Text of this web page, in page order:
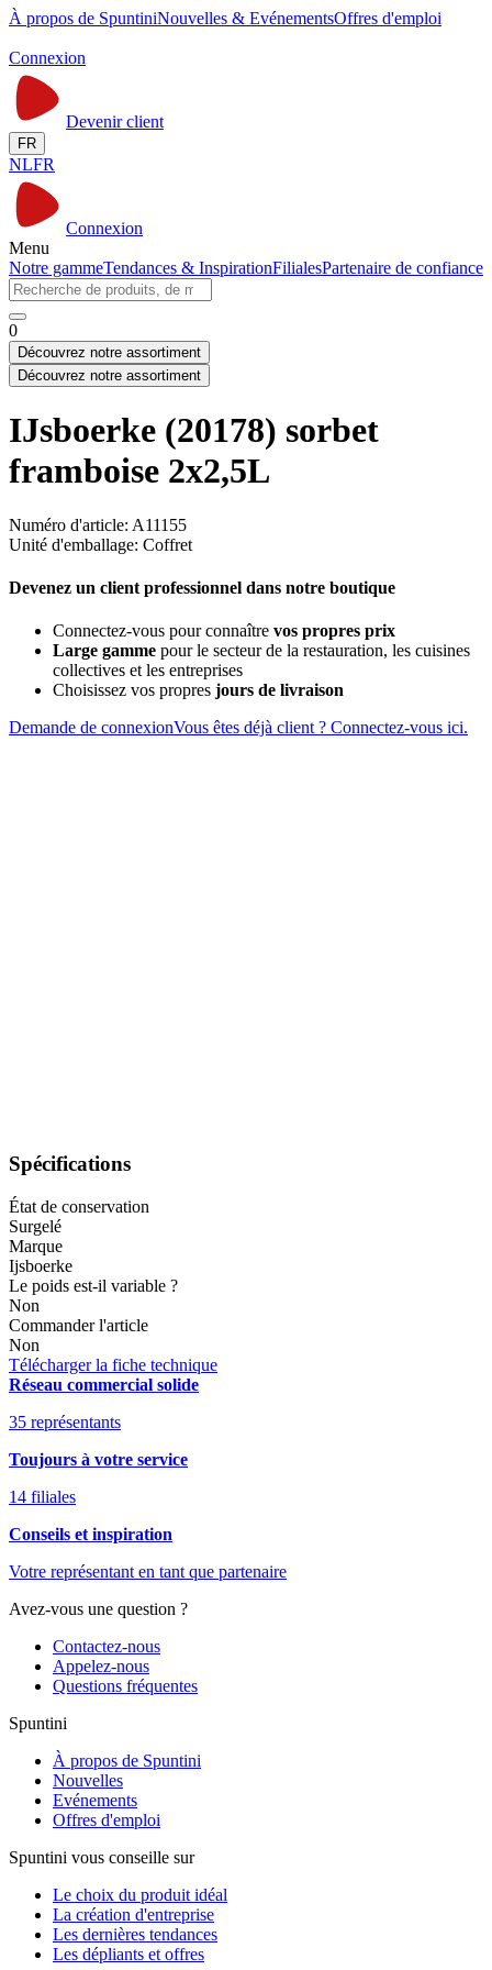
À propos de SpuntiniNouvelles & EvénementsOffres d'emploi
Connexion
Devenir client
FR
NLFR
Connexion
Menu
Notre gammeTendances & InspirationFilialesPartenaire de confiance
0
Découvrez notre assortiment
Découvrez notre assortiment
IJsboerke (20178) sorbet
framboise 2x2,5L
Numéro d'article: A11155
Unité d'emballage: Coffret
Devenez un client professionnel dans notre boutique
Connectez-vous pour connaître vos propres prix
Large gamme pour le secteur de la restauration, les cuisines
collectives et les entreprises
Choisissez vos propres jours de livraison
Demande de connexionVous êtes déjà client ? Connectez-vous ici.
Spécifications
État de conservation
Surgelé
Marque
Ijsboerke
Le poids est-il variable ?
Non
Commander l'article
Non
Télécharger la fiche technique
Réseau commercial solide
35 représentants
Toujours à votre service
14 filiales
Conseils et inspiration
Votre représentant en tant que partenaire
Avez-vous une question ?
Contactez-nous
Appelez-nous
Questions fréquentes
Spuntini
À propos de Spuntini
Nouvelles
Evénements
Offres d'emploi
Spuntini vous conseille sur
Le choix du produit idéal
La création d'entreprise
Les dernières tendances
Les dépliants et offres